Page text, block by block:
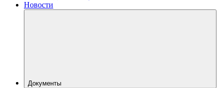
Новости
Документы